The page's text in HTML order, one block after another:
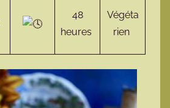
48
heures
Végéta
rien